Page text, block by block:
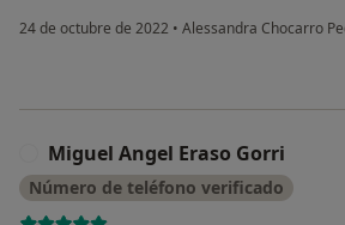
24 de octubre de 2022 • Alessandra Chocarro
Miguel Angel Eraso Gorri
Número de teléfono verificado